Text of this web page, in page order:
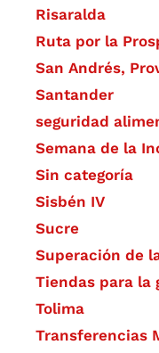
Risaralda
Ruta por la
San Andrés,
Santander
seguridad
Semana de la
Sin categoría
Sisbén IV
Sucre
Superación de
Tiendas para la
Tolima
Transferencias